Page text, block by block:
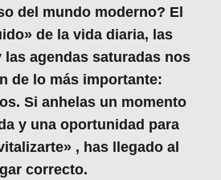
del mundo moderno? El
de la vida diaria, las
agendas saturadas nos
de lo más importante:
Si anhelas un momento
y una oportunidad para
, has llegado al
correcto.